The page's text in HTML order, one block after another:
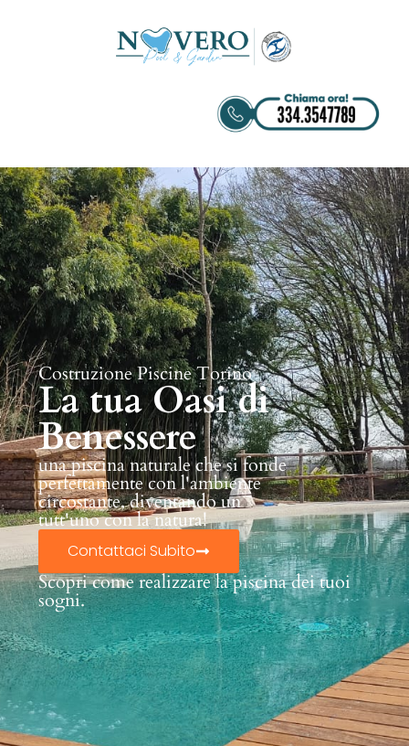
Costruzione Piscine Torino
La tua Oasi di
Benessere
una piscina naturale che si fonde
perfettamente con l'ambiente
circostante, diventando un
tutt'uno con la natura!
Contattaci Subito
Scopri come realizzare la piscina dei tuoi
sogni.